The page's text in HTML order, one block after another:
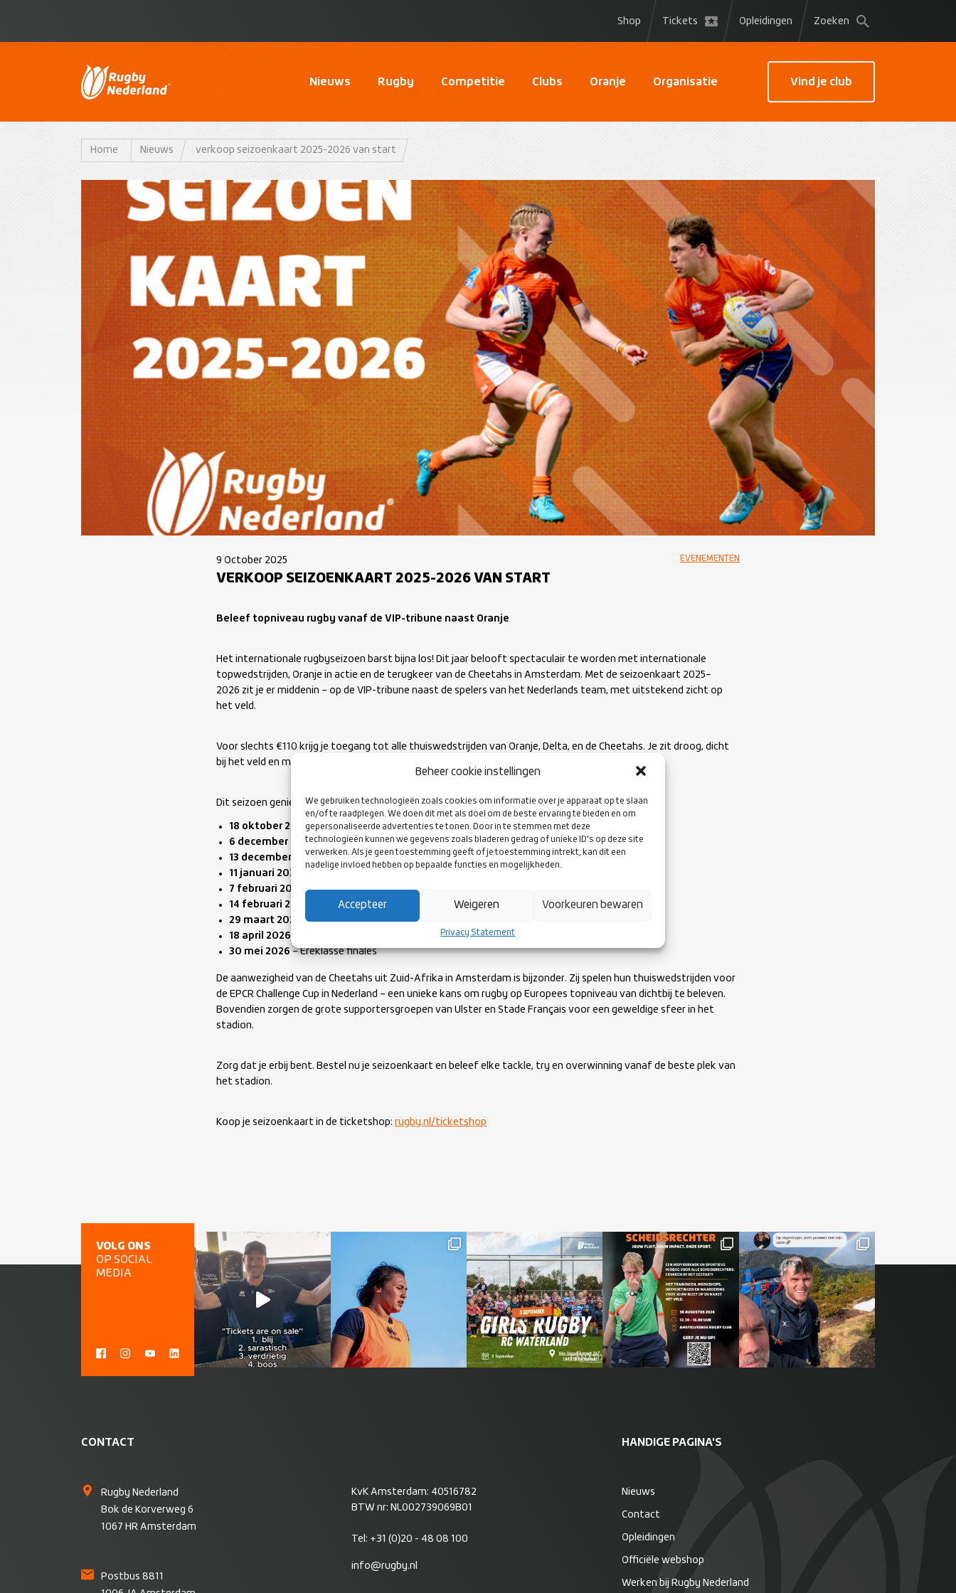
Beheer cookie instellingen
We gebruiken technologieën zoals cookies om informatie over je apparaat op te slaan
en/of te raadplegen. We doen dit met als doel om de beste ervaring te bieden en om
gepersonaliseerde advertenties te tonen. Door in te stemmen met deze
technologieën kunnen we gegevens zoals bladeren gedrag of unieke ID's op deze site
verwerken. Als je geen toestemming geeft of je toestemming intrekt, kan dit een
nadelige invloed hebben op bepaalde functies en mogelijkheden.
Accepteer Weigeren Voorkeuren bewaren
Privacy Statement
Shop Tickets Opleidingen Zoeken
Nieuws Rugby Competitie Clubs Oranje Organisatie Vind je club
Home Nieuws verkoop seizoenkaart 2025-2026 van start
9 October 2025 EVENEMENTEN
VERKOOP SEIZOENKAART 2025-2026 VAN START
Beleef topniveau rugby vanaf de VIP-tribune naast Oranje
Het internationale rugbyseizoen barst bijna los! Dit jaar belooft spectaculair te worden met internationale
topwedstrijden, Oranje in actie en de terugkeer van de Cheetahs in Amsterdam. Met de seizoenkaart 2025–
2026 zit je er middenin – op de VIP-tribune naast de spelers van het Nederlands team, met uitstekend zicht op
het veld.
Voor slechts €110 krijg je toegang tot alle thuiswedstrijden van Oranje, Delta, en de Cheetahs. Je zit droog, dicht
bij het veld en maakt deel uit van de Rugby Nederland-community.
Dit seizoen geniet je sowieso van deze geweldige wedstrijden:
18 oktober 2025– Delta vs Iberians
6 december 2025– Delta vs Brussels Devils
13 december 2025 – Cheetahs vs Stade Français
11 januari 2026
7 februari 2026
– Nederland vs Spanje (HXV)
14 februari 2026
– Nederland vs Georgië (HXV)
29 maart 2026
– Nederland vs Portugal (DXV)
18 april 2026
30 mei 2026 – Ereklasse finales
De aanwezigheid van de Cheetahs uit Zuid-Afrika in Amsterdam is bijzonder. Zij spelen hun thuiswedstrijden voor
de EPCR Challenge Cup in Nederland – een unieke kans om rugby op Europees topniveau van dichtbij te beleven.
Bovendien zorgen de grote supportersgroepen van Ulster en Stade Français voor een geweldige sfeer in het
stadion.
Zorg dat je erbij bent. Bestel nu je seizoenkaart en beleef elke tackle, try en overwinning vanaf de beste plek van
het stadion.
Koop je seizoenkaart in de ticketshop: rugby.nl/ticketshop
VOLG ONS
OP SOCIAL
MEDIA
CONTACT
Rugby Nederland
Bok de Korverweg 6
1067 HR Amsterdam
Postbus 8811
KvK Amsterdam: 40516782
BTW nr: NL002739069B01
Tel: +31 (0)20 - 48 08 100
info@rugby.nl
HANDIGE PAGINA'S
Nieuws
Contact
Opleidingen
Officiële webshop
Werken bij Rugby Nederland